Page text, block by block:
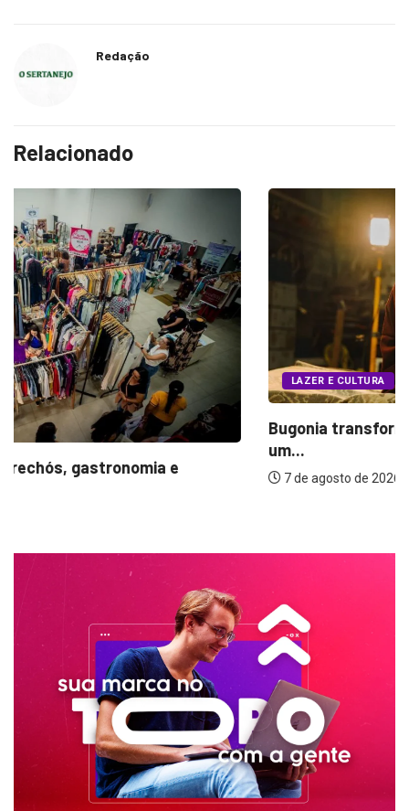
Redação
Relacionado
LAZER E CULTURA
Bugonia transforma paranoia e conspiração em
7 de agosto de 2026